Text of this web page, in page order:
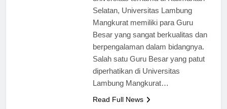
universitas ternama di Kalimantan
Selatan, Universitas Lambung
Mangkurat memiliki para Guru
Besar yang sangat berkualitas dan
berpengalaman dalam bidangnya.
Salah satu Guru Besar yang patut
diperhatikan di Universitas